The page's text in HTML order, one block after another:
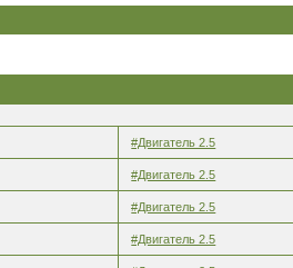
#Двигатель 2.5
#Двигатель 2.5
#Двигатель 2.5
#Двигатель 2.5